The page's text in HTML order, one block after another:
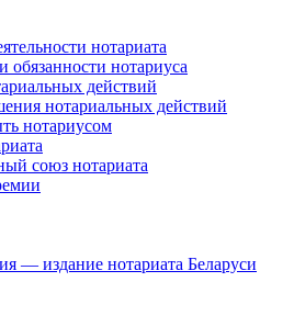
нотариата
нотариуса
действий
нотариальных действий
нотариусом
союз нотариата
— издание нотариата Беларуси